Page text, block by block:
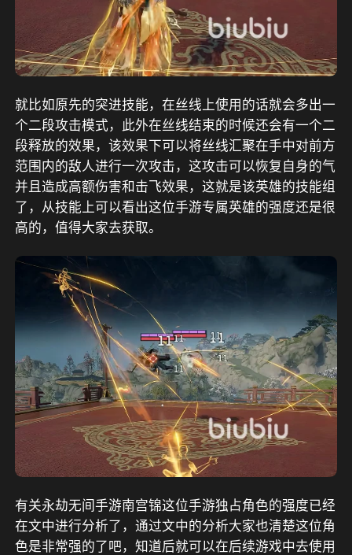
就比如原先的突进技能，在丝线上使用的话就会多出一
个二段攻击模式，此外在丝线结束的时候还会有一个二
段释放的效果，该效果下可以将丝线汇聚在手中对前方
范围内的敌人进行一次攻击，这攻击可以恢复自身的气
并且造成高额伤害和击飞效果，这就是该英雄的技能组
了，从技能上可以看出这位手游专属英雄的强度还是很
高的，值得大家去获取。
有关永劫无间手游南宫锦这位手游独占角色的强度已经
在文中进行分析了，通过文中的分析大家也清楚这位角
色是非常强的了吧，知道后就可以在后续游戏中去使用